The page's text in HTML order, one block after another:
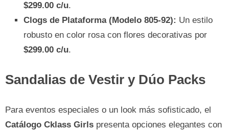
$299.00 c/u.
Clogs de Plataforma (Modelo 805-92): Un estilo
robusto en color rosa con flores decorativas por
$299.00 c/u.
Sandalias de Vestir y Dúo Packs
Para eventos especiales o un look más sofisticado, el
Catálogo Cklass Girls presenta opciones elegantes con